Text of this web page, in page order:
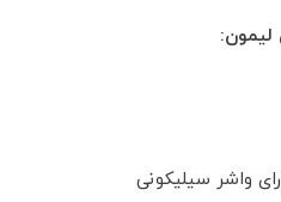
لیمون:
واشر سیلیکونی